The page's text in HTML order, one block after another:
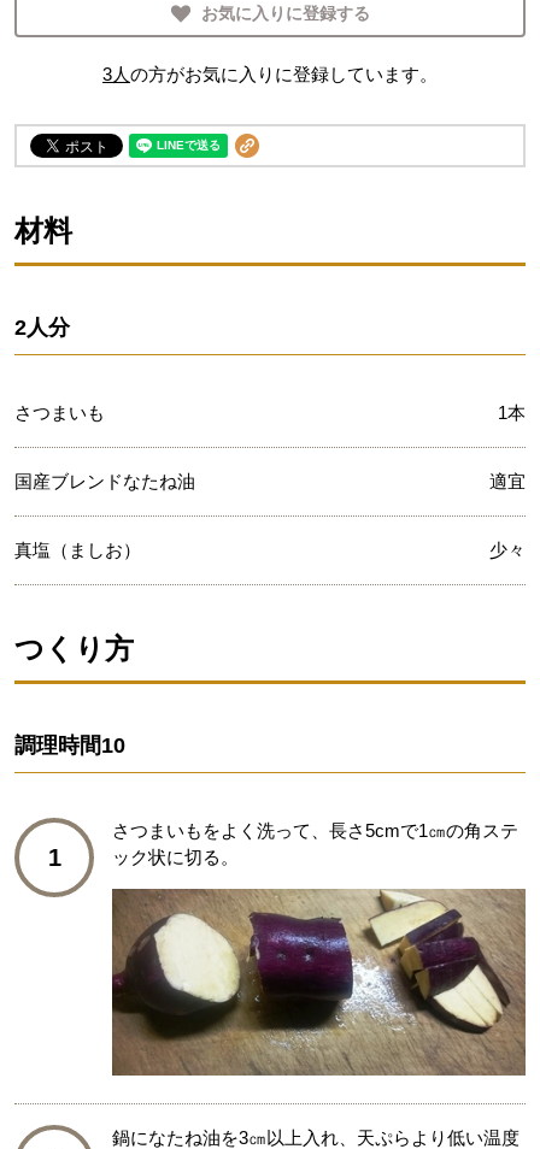
お気に入りに登録する
3人の方がお気に入りに登録しています。
材料
2人分
さつまいも 1本
国産ブレンドなたね油 適宜
真塩（ましお） 少々
つくり方
調理時間10
1
さつまいもをよく洗って、長さ5cmで1㎝の角ステ
ック状に切る。
鍋になたね油を3㎝以上入れ、天ぷらより低い温度